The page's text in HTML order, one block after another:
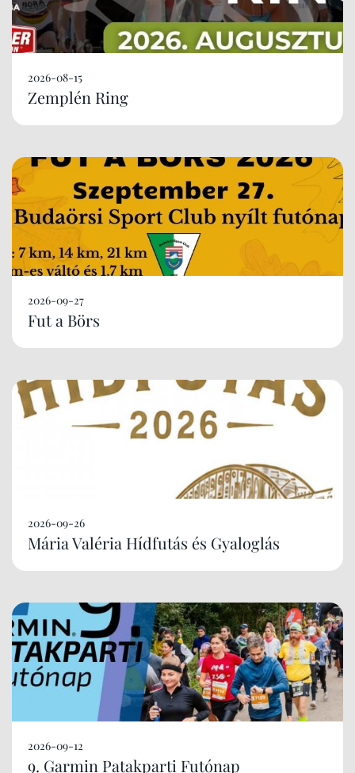
2026-08-15
Zemplén Ring
2026-09-27
Fut a Börs
2026-09-26
Mária Valéria Hídfutás és Gyaloglás
2026-09-12
9. Garmin Patakparti Futónap